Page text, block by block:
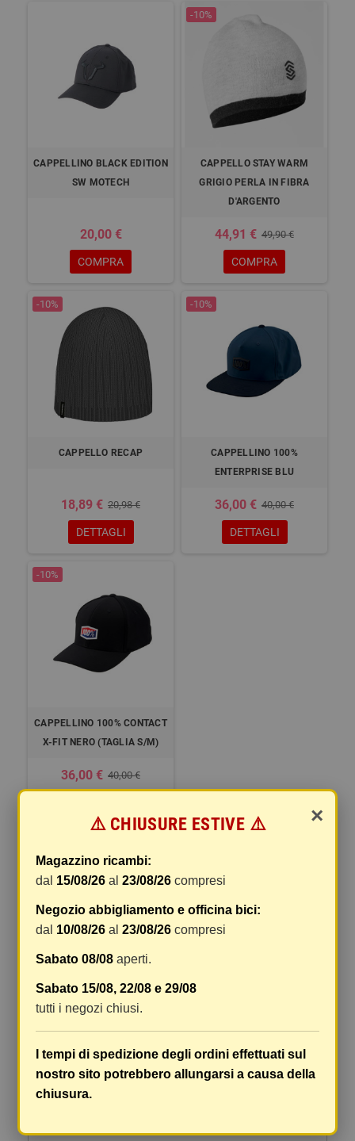
ABBIGLIAMENTO MOTO E SCOOTER
CAPPELLI
GIACCHE MOTO
GILET
CAPPELLINO BLACK EDITION
SW MOTECH
20,00 €
COMPRA
-10%
CAPPELLO STAY WARM
GRIGIO PERLA IN FIBRA
D'ARGENTO
44,91 € 49,90 €
COMPRA
-10%
CAPPELLO RECAP
18,89 € 20,98 €
DETTAGLI
-10%
CAPPELLINO 100%
ENTERPRISE BLU
36,00 € 40,00 €
DETTAGLI
-10%
CAPPELLINO 100% CONTACT
X-FIT NERO (TAGLIA S/M)
36,00 € 40,00 €
Visualizzati 1-7 su 7 articoli
×
⚠️ CHIUSURE ESTIVE ⚠️
Magazzino ricambi:
dal 15/08/26 al23/08/26 compresi
Negozio abbigliamento e officina bici:
dal 10/08/26 al23/08/26 compresi
Sabato 08/08 aperti.
Sabato 15/08, 22/08 e 29/08
tutti i negozi chiusi.
I tempi di spedizione degli ordini effettuati sul
nostro sito potrebbero allungarsi a causa della
chiusura.